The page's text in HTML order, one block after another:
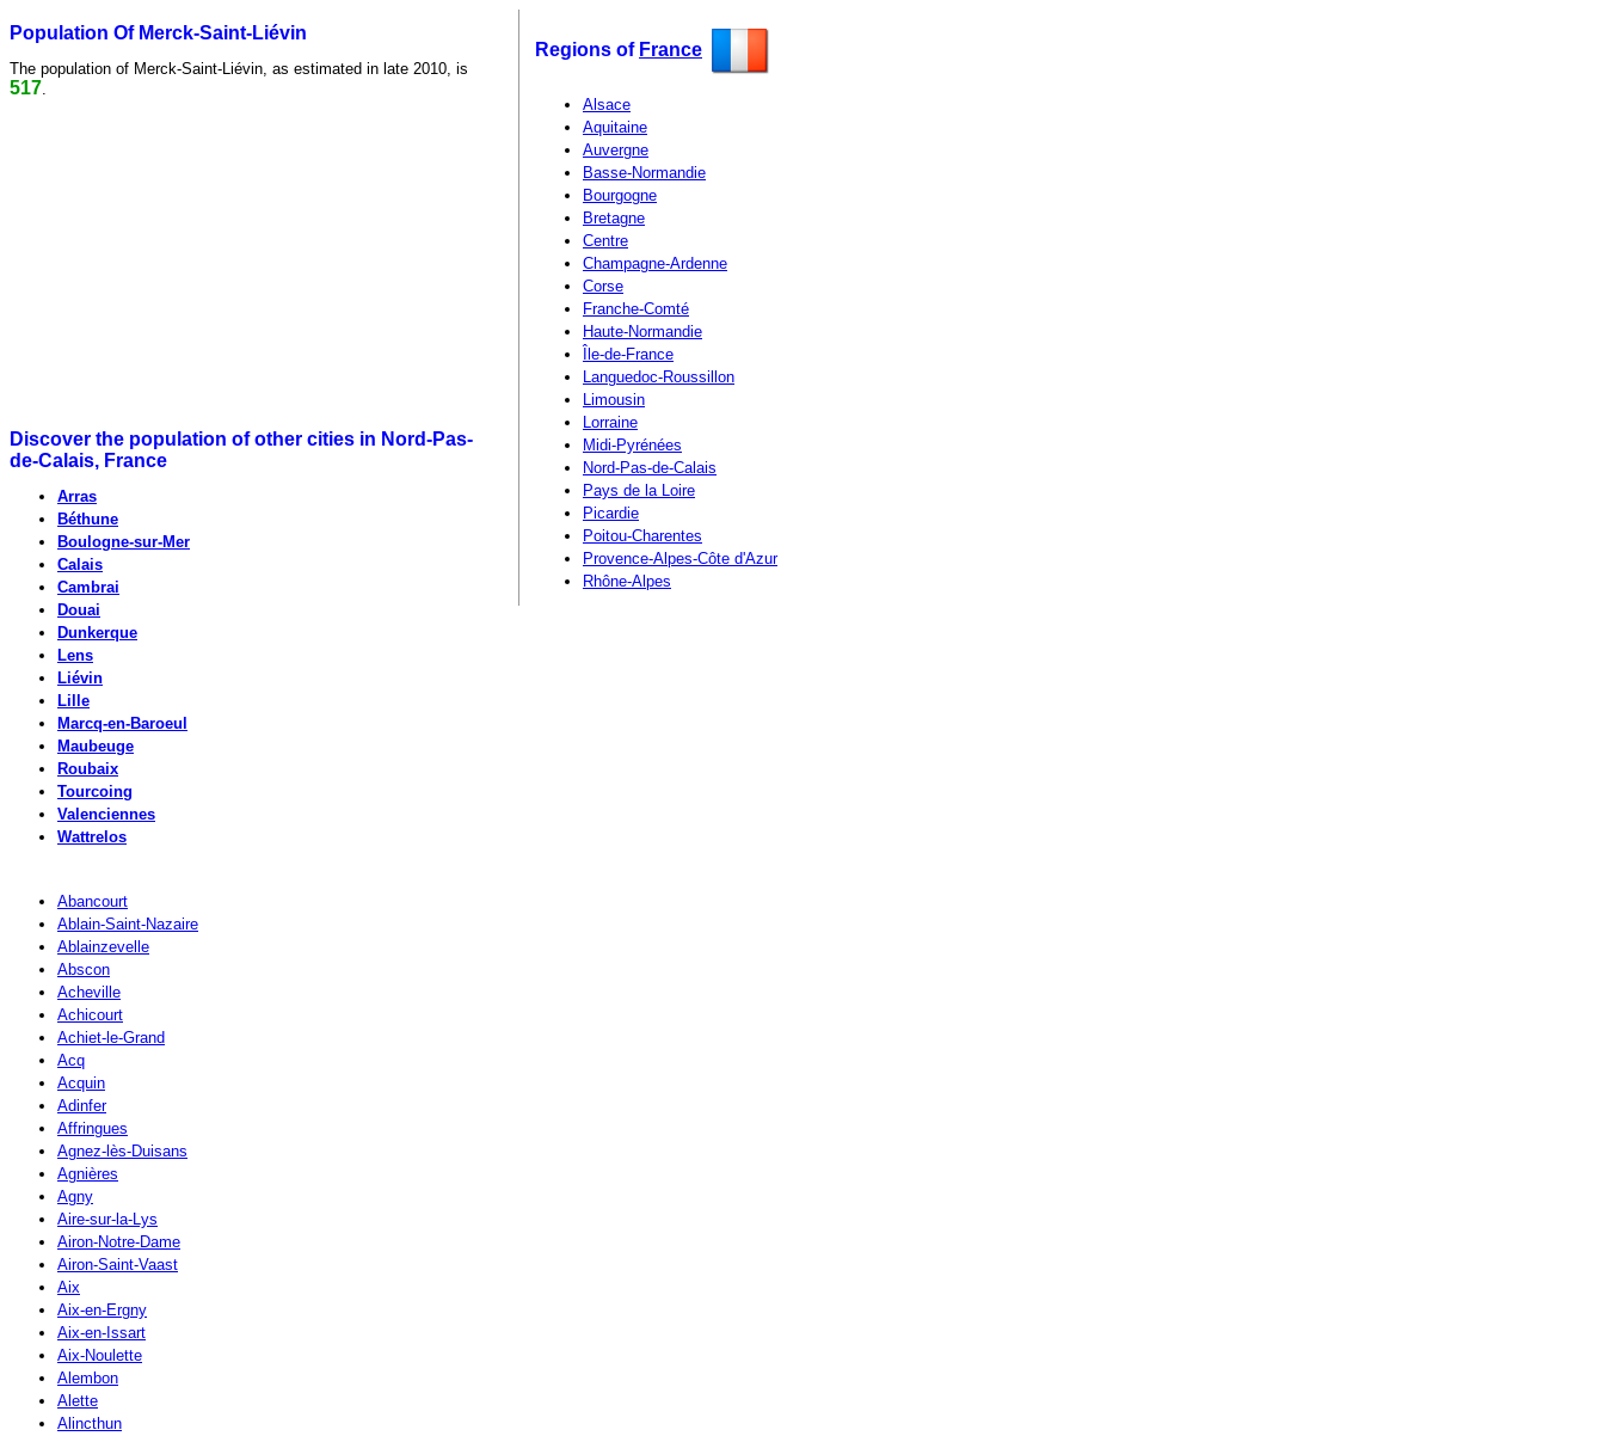
Population Of Merck-Saint-Liévin
The population of Merck-Saint-Liévin, as estimated in late 2010, is
517
Discover the population of other cities in Nord-Pas-
de-Calais, France
Arras
Béthune
Boulogne-sur-Mer
Calais
Cambrai
Douai
Dunkerque
Lens
Liévin
Lille
Marcq-en-Baroeul
Maubeuge
Roubaix
Tourcoing
Valenciennes
Wattrelos
Abancourt
Ablain-Saint-Nazaire
Ablainzevelle
Abscon
Acheville
Achicourt
Achiet-le-Grand
Acq
Acquin
Adinfer
Affringues
Agnez-lès-Duisans
Agnières
Agny
Aire-sur-la-Lys
Airon-Notre-Dame
Airon-Saint-Vaast
Aix
Aix-en-Ergny
Aix-en-Issart
Aix-Noulette
Alembon
Alette
Alincthun
Regions of France
Alsace
Aquitaine
Auvergne
Basse-Normandie
Bourgogne
Bretagne
Centre
Champagne-Ardenne
Corse
Franche-Comté
Haute-Normandie
Île-de-France
Languedoc-Roussillon
Limousin
Lorraine
Midi-Pyrénées
Nord-Pas-de-Calais
Pays de la Loire
Picardie
Poitou-Charentes
Provence-Alpes-Côte d'Azur
Rhône-Alpes